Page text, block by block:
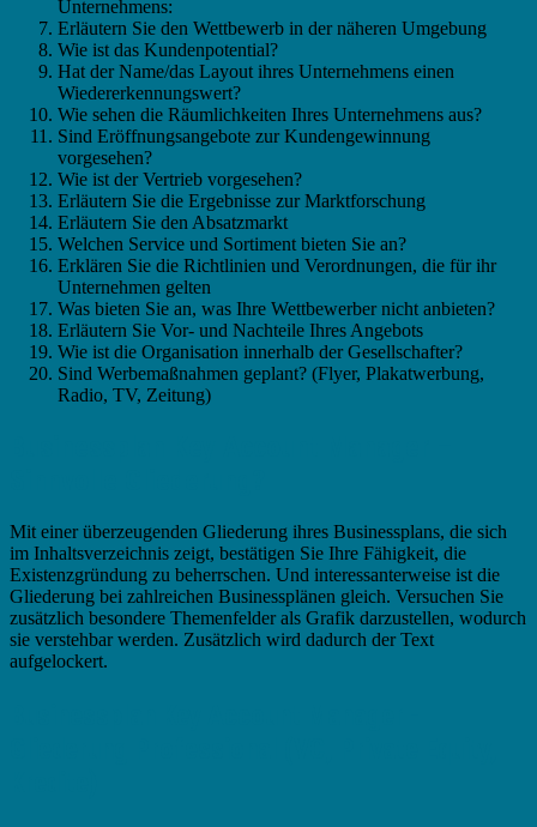
Unternehmens:
Erläutern Sie den Wettbewerb in der näheren Umgebung
Wie ist das Kundenpotential?
Hat der Name/das Layout ihres Unternehmens einen
Wiedererkennungswert?
Wie sehen die Räumlichkeiten Ihres Unternehmens aus?
Sind Eröffnungsangebote zur Kundengewinnung
vorgesehen?
Wie ist der Vertrieb vorgesehen?
Erläutern Sie die Ergebnisse zur Marktforschung
Erläutern Sie den Absatzmarkt
Welchen Service und Sortiment bieten Sie an?
Erklären Sie die Richtlinien und Verordnungen, die für ihr
Unternehmen gelten
Was bieten Sie an, was Ihre Wettbewerber nicht anbieten?
Erläutern Sie Vor- und Nachteile Ihres Angebots
Wie ist die Organisation innerhalb der Gesellschafter?
Sind Werbemaßnahmen geplant? (Flyer, Plakatwerbung,
Radio, TV, Zeitung)
Mit einer überzeugenden Gliederung ihres Businessplans, die sich
im Inhaltsverzeichnis zeigt, bestätigen Sie Ihre Fähigkeit, die
Existenzgründung zu beherrschen. Und interessanterweise ist die
Gliederung bei zahlreichen Businessplänen gleich. Versuchen Sie
zusätzlich besondere Themenfelder als Grafik darzustellen, wodurch
sie verstehbar werden. Zusätzlich wird dadurch der Text
aufgelockert.